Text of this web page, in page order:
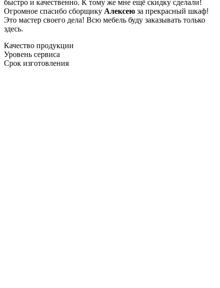
быстро и качественно. К тому же мне ещё скидку сделали!
Огромное спасибо сборщику Алексею за прекрасный шкаф!
Это мастер своего дела! Всю мебель буду заказывать только
здесь.
Качество продукции
Уровень сервиса
Срок изготовления